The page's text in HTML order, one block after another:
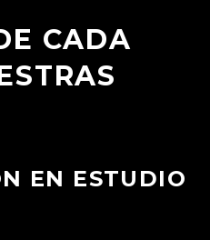
CADA
EN ESTUDIO